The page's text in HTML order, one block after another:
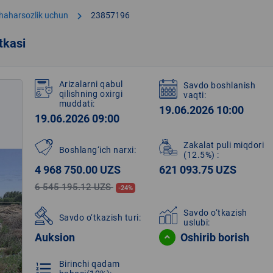
uchun chevron_right 23857196
Arizalarni qabul
qilishning oxirgi
muddati:
19.06.2026 09:00
Savdo boshlanish
vaqti:
19.06.2026 10:00
Boshlang‘ich narxi:
4 968 750.00 UZS
6 545 195.12 UZS -24%
Zakalat puli miqdori
(12.5%) :
621 093.75 UZS
Savdo o‘tkazish turi:
Auksion
Savdo o‘tkazish
uslubi:
Oshirib borish
format_list_numbered
Birinchi qadam